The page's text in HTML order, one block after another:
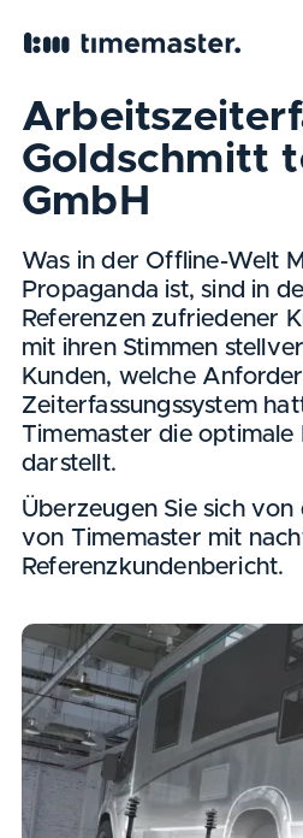
Referenzkundenberichte
Goldschmitt
GmbH
Was in der Offline-Welt
Propaganda ist, sind in
Referenzen zufriedener
mit ihren Stimmen
Kunden, welche
Zeiterfassungssystem
Timemaster die optimale
darstellt.
Überzeugen Sie sich
von Timemaster mit
Referenzkundenbericht.